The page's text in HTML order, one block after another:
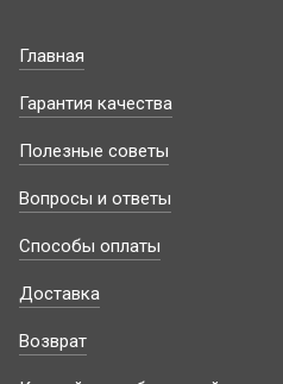
Главная
Гарантия качества
Полезные советы
Вопросы и ответы
Способы оплаты
Доставка
Возврат